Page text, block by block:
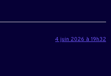
4 juin 2026 à 19h32